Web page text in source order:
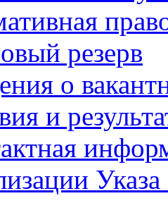
резерв
о
и